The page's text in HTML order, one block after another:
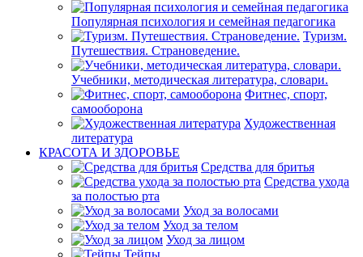
Популярная психология и семейная педагогика
Туризм.
Путешествия. Страноведение.
Учебники, методическая литература, словари.
Фитнес, спорт,
самооборона
Художественная
литература
КРАСОТА И ЗДОРОВЬЕ
Средства для бритья
Средства ухода
за полостью рта
Уход за волосами
Уход за телом
Уход за лицом
Тейпы